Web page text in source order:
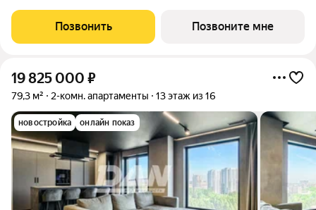
этажный дом комфорт-класса из трехслойных панелей завода
«Бетотек». В доме
Позвонить Позвоните мне
19 825 000 ₽
79,3 м² 2-комн. апартаменты 13 этаж из 16
новостройка онлайн показ